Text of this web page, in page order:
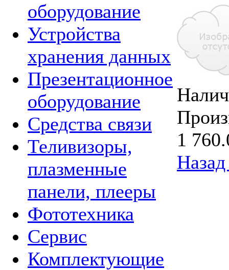
оборудование
Устройства
хранения данных
Презентационное
оборудование
Средства связи
Теливизоры,
плазменные
панели, плееры
Фототехника
Сервис
Комплектующие
1
Назад